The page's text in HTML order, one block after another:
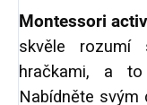
Montessori
skvěle rozumí
hračkami, a
Nabídněte svým